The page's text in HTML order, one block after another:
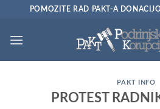
Preskoči
sadržaj
POMOZITE RAD PAKT-A
PAKT INFO
PROTEST